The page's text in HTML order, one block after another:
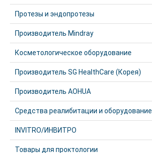
Протезы и эндопротезы
Производитель Mindray
Косметологическое оборудование
Производитель SG HealthCare (Корея)
Производитель AOHUA
Средства реалибитации и оборудование
INVITRO/ИНВИТРО
Товары для проктологии